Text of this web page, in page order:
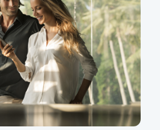
umožní vyřídit celou řadu
přístup do systémů
kvůli proplácení péče,
pro kontrolu bodů nebo
ale také komunikace
schránky.